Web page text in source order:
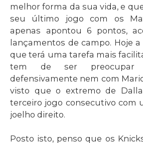
melhor forma da sua vida, e
seu último jogo com os
apenas apontou 6 pontos,
lançamentos de campo. Hoje
que terá uma tarefa mais
tem de ser preocupar
defensivamente nem com
visto que o extremo de
terceiro jogo consecutivo com
joelho direito.
Posto isto, penso que os